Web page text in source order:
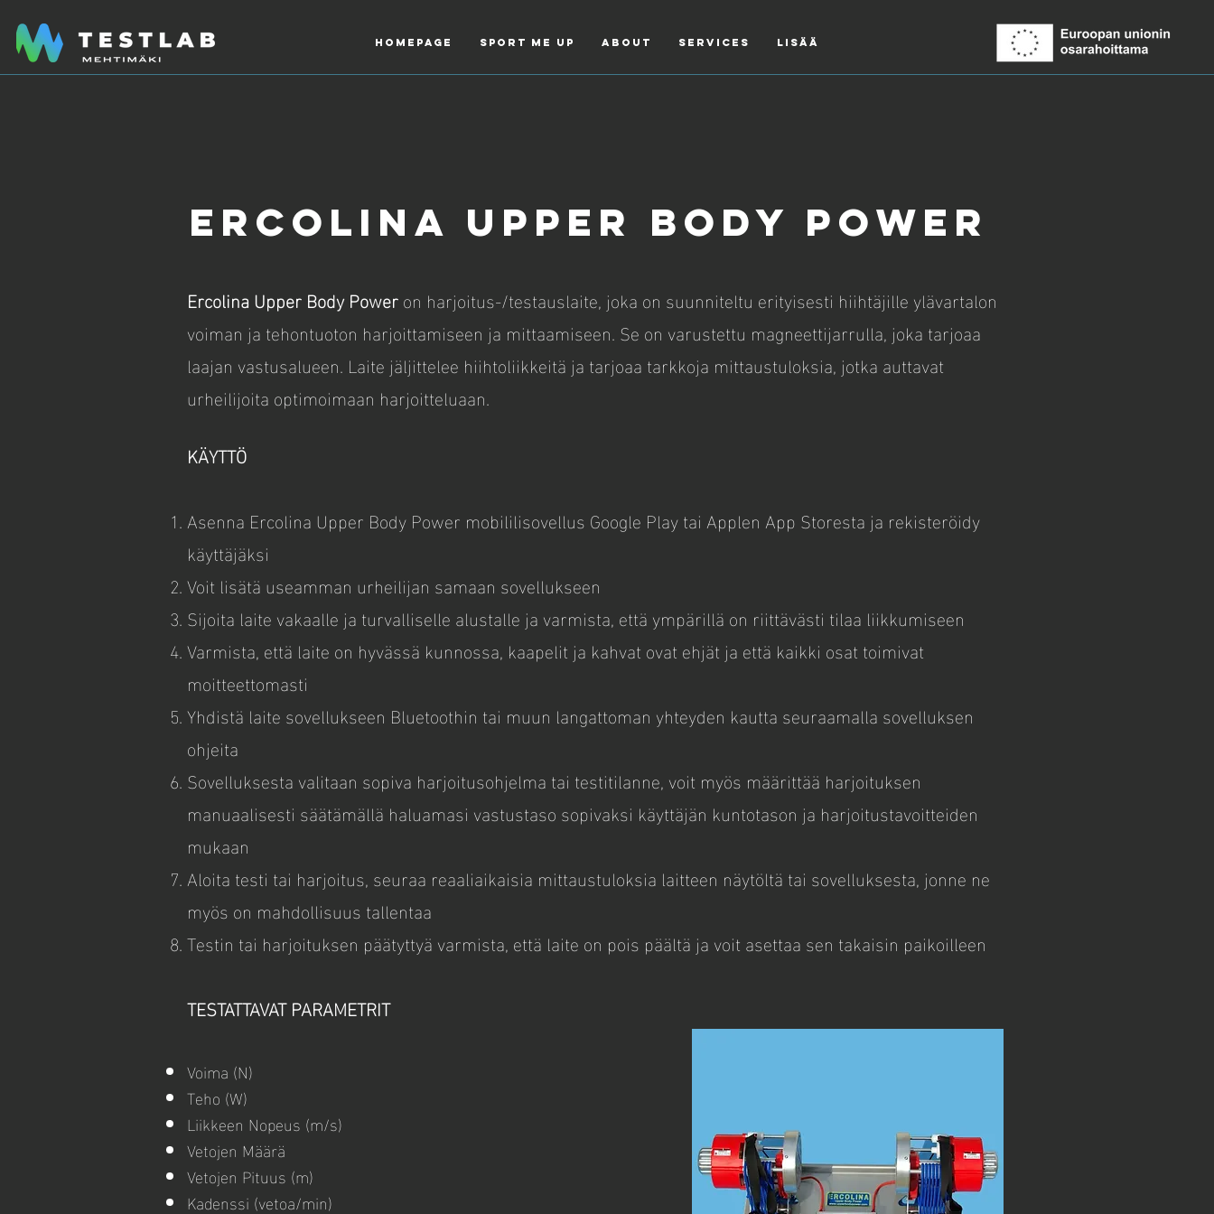
Homepage Sport Me Up About Services Lisää
ercolina upper body power
Ercolina Upper Body Poweron harjoitus-/testauslaite, joka on suunniteltu erityisesti hiihtäjille ylävartalon
voiman ja tehontuoton harjoittamiseen ja mittaamiseen. Se on varustettu magneettijarrulla, joka tarjoaa
laajan vastusalueen. Laite jäljittelee hiihtoliikkeitä ja tarjoaa tarkkoja mittaustuloksia, jotka auttavat
urheilijoita optimoimaan harjoitteluaan.
KÄYTTÖ
Asenna Ercolina Upper Body Power mobililisovellus Google Play tai Applen App Storesta ja rekisteröidy
käyttäjäksi
Voit lisätä useamman urheilijan samaan sovellukseen
Sijoita laite vakaalle ja turvalliselle alustalle ja varmista, että ympärillä on riittävästi tilaa liikkumiseen
Varmista, että laite on hyvässä kunnossa, kaapelit ja kahvat ovat ehjät ja että kaikki osat toimivat
moitteettomasti
Yhdistä laite sovellukseen Bluetoothin tai muun langattoman yhteyden kautta seuraamalla sovelluksen
ohjeita
Sovelluksesta valitaan sopiva harjoitusohjelma tai testitilanne, voit myös määrittää harjoituksen
manuaalisesti säätämällä haluamasi vastustaso sopivaksi käyttäjän kuntotason ja harjoitustavoitteiden
mukaan
Aloita testi tai harjoitus, seuraa reaaliaikaisia mittaustuloksia laitteen näytöltä tai sovelluksesta, jonne ne
myös on mahdollisuus tallentaa
Testin tai harjoituksen päätyttyä varmista, että laite on pois päältä ja voit asettaa sen takaisin paikoilleen
TESTATTAVAT PARAMETRIT
Voima (N)
Teho (W)
Liikkeen Nopeus (m/s)
Vetojen Määrä
Vetojen Pituus (m)
Kadenssi (vetoa/min)